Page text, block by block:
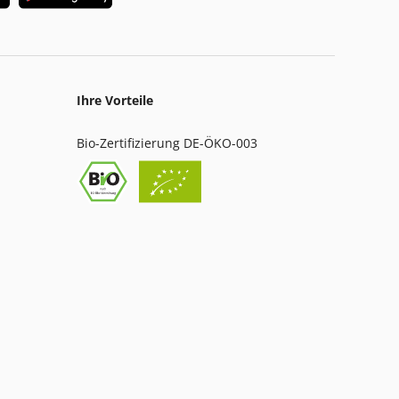
Ihre Vorteile
Bio-Zertifizierung DE-ÖKO-003